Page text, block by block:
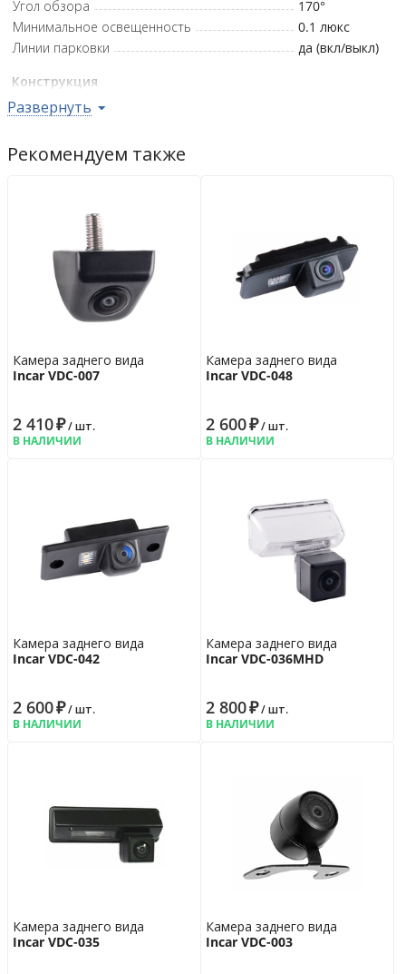
Угол обзора
170°
Минимальное освещенность
0.1 люкс
Линии парковки
да (вкл/выкл)
Конструкция
Тип использования
Влагозащита
Цвет корпуса
Видеостандарт
Выбор передачи видеосигнала AHD/CVBS
да
Рабочее напряжение
6 - 12В
Рабочая температура
от -20°C до
+80°C
Возврат
14 дн.
Гарантия
Развернуть
Рекомендуем также
Камера заднего вида
Incar VDC-007
2 410₽/ шт.
В НАЛИЧИИ
Камера заднего вида
Incar VDC-048
2 600₽/ шт.
В НАЛИЧИИ
Камера заднего вида
Incar VDC-042
2 600₽/ шт.
В НАЛИЧИИ
Камера заднего вида
Incar VDC-036MHD
2 800₽/ шт.
В НАЛИЧИИ
Камера заднего вида
Incar VDC-035
Камера заднего вида
Incar VDC-003